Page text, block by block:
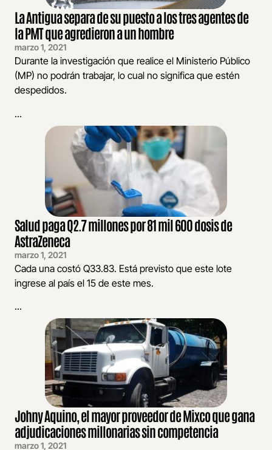
La Antigua separa de su puesto a los tres agentes de
la PMT que agredieron a un hombre
marzo 1, 2021
Durante la investigación que realice el Ministerio Público
(MP) no podrán trabajar, lo cual no significa que estén
despedidos.
...
Salud paga Q2.7 millones por 81 mil 600 dosis de
AstraZeneca
marzo 1, 2021
Cada una costó Q33.83. Está previsto que este lote
ingrese al país el 15 de este mes.
...
Johny Aquino, el mayor proveedor de Mixco que gana
adjudicaciones millonarias sin competencia
marzo 1, 2021